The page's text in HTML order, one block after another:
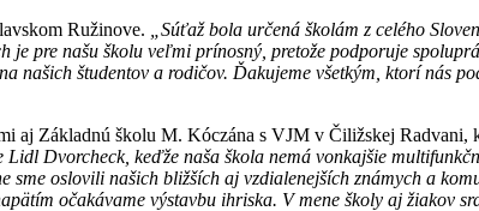
Ružinove.
„Súťaž bola určená školám z celého
je pre našu školu veľmi prínosný, pretože podporuje
našich študentov a rodičov. Ďakujeme všetkým, ktorí nás
aj Základnú školu M. Kóczána s VJM v Čiližskej Radvani,
Dvorcheck, keďže naša škola nemá vonkajšie
sme oslovili našich bližších aj vzdialenejších známych a
očakávame výstavbu ihriska. V mene školy aj žiakov